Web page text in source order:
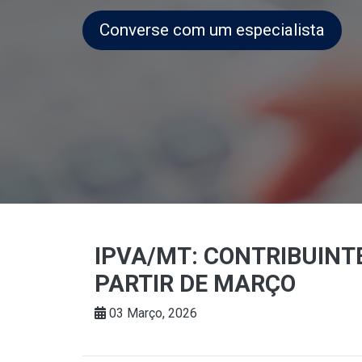
Converse com um especialista
IPVA/MT:
PARTIR DE MARÇO
03 Março, 2026